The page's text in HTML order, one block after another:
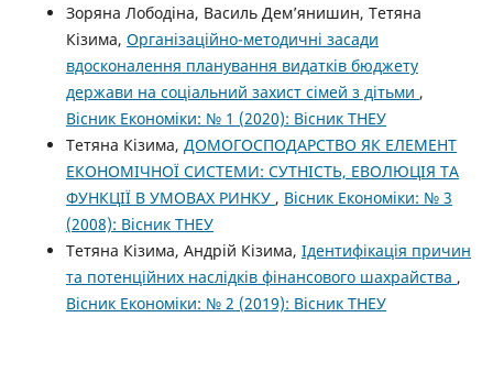
Зоряна Лободіна, Василь Дем’янишин, Тетяна
Кізима, Організаційно-методичні засади
вдосконалення планування видатків бюджету
держави на соціальний захист сімей з дітьми ,
Вісник Економіки: № 1 (2020): Вісник ТНЕУ
Тетяна Кізима, ДОМОГОСПОДАРСТВО ЯК ЕЛЕМЕНТ
ЕКОНОМІЧНОЇ СИСТЕМИ: СУТНІСТЬ, ЕВОЛЮЦІЯ ТА
ФУНКЦІЇ В УМОВАХ РИНКУ , Вісник Економіки: № 3
(2008): Вісник ТНЕУ
Тетяна Кізима, Андрій Кізима, Ідентифікація причин
та потенційних наслідків фінансового шахрайства ,
Вісник Економіки: № 2 (2019): Вісник ТНЕУ